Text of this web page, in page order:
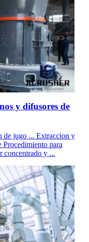
y difusores de
de jugo ... Extraccion y
Procedimiento para
concentrado y ...